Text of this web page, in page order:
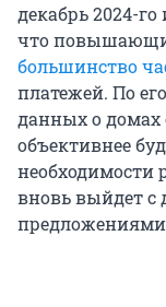
декабрь 2024-
что
большинство
платежей. По
данных о домах
объективнее
необходимости
вновь выйдет